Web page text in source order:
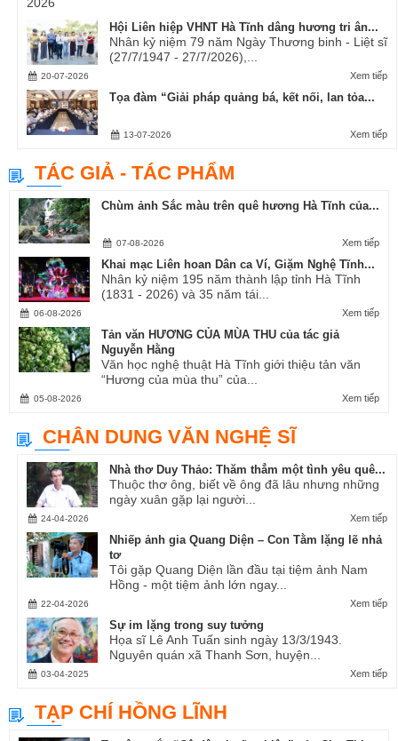
Hội Liên hiệp VHNT Hà Tĩnh dâng hương tri ân...
Nhân kỷ niệm 79 năm Ngày Thương binh - Liệt sĩ
(27/7/1947 - 27/7/2026),...
Xem tiếp
20-07-2026
Tọa đàm “Giải pháp quảng bá, kết nối, lan tỏa...
Xem tiếp
13-07-2026
TÁC GIẢ - TÁC PHẨM
Chùm ảnh Sắc màu trên quê hương Hà Tĩnh của...
Xem tiếp
07-08-2026
Khai mạc Liên hoan Dân ca Ví, Giặm Nghệ Tĩnh...
Nhân kỷ niệm 195 năm thành lập tỉnh Hà Tĩnh
(1831 - 2026) và 35 năm tái...
Xem tiếp
06-08-2026
Tản văn HƯƠNG CỦA MÙA THU của tác giả
Nguyễn Hằng
Văn học nghệ thuật Hà Tĩnh giới thiệu tản văn
“Hương của mùa thu” của...
Xem tiếp
05-08-2026
CHÂN DUNG VĂN NGHỆ SĨ
Nhà thơ Duy Thảo: Thăm thẳm một tình yêu quê...
Thuộc thơ ông, biết về ông đã lâu nhưng những
ngày xuân gặp lại người...
Xem tiếp
24-04-2026
Nhiếp ảnh gia Quang Diện – Con Tằm lặng lẽ nhả
tơ
Tôi gặp Quang Diện lần đầu tại tiệm ảnh Nam
Hồng - một tiệm ảnh lớn ngay...
Xem tiếp
22-04-2026
Sự im lặng trong suy tưởng
Họa sĩ Lê Anh Tuấn sinh ngày 13/3/1943.
Nguyên quán xã Thanh Sơn, huyện...
Xem tiếp
03-04-2025
TẠP CHÍ HỒNG LĨNH